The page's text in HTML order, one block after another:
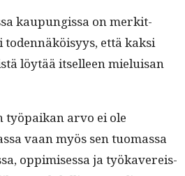
kaupungis­sa on merkit­
että kak­si
löytää itselleen mieluisan
työ­paikan arvo ei ole
vaan myös sen tuo­mas­sa
oppimises­sa ja työkavereis­